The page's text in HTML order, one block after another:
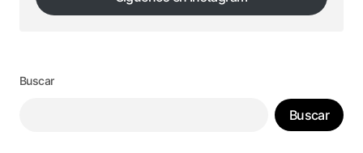
Síguenos en Instagram
Buscar
Buscar